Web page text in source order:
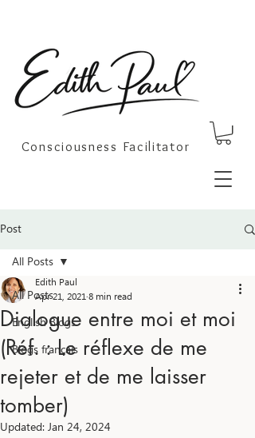
Consciousness Facilitator
Post
All Posts
English Blogs
Blogs français
All Posts
Dialogue entre moi et moi
(Réf. : Le réflexe de me
rejeter et de me laisser
tomber)
Edith Paul
Apr 21, 20218 min read
Updated:Jan 24, 2024